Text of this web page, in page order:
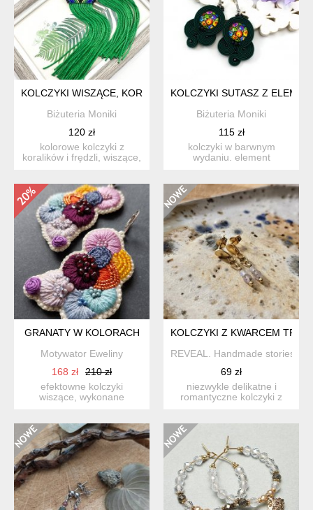
KOLCZYKI WISZĄCE, KORALIKI Z FRĘDZLAMI, INTENSYWNE
Biżuteria Moniki
120 zł
kolorowe kolczyki z
koralików i frędzli, wiszące,
KOLCZYKI SUTASZ Z
Biżuteria Moniki
115 zł
kolczyki w barwnym
wydaniu. element
GRANATY W KOLORACH
Motywator Eweliny
168 zł
210 zł
efektowne kolczyki
wiszące, wykonane
KOLCZYKI Z KWARCEM
REVEAL. Handmade stories
69 zł
niezwykle delikatne i
romantyczne kolczyki z